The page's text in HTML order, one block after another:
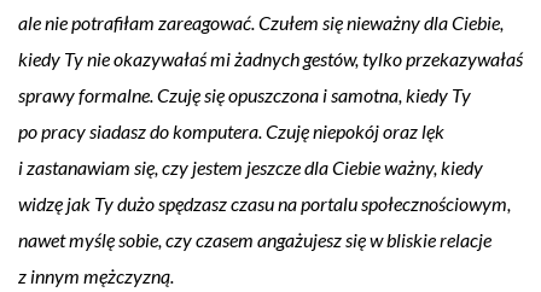
ale nie potrafiłam zareagować. Czułem się nieważny dla Ciebie,
kiedy Ty nie okazywałaś mi żadnych gestów, tylko przekazywałaś
sprawy formalne. Czuję się opuszczona i samotna, kiedy Ty
po pracy siadasz do komputera. Czuję niepokój oraz lęk
i zastanawiam się, czy jestem jeszcze dla Ciebie ważny, kiedy
widzę jak Ty dużo spędzasz czasu na portalu społecznościowym,
nawet myślę sobie, czy czasem angażujesz się w bliskie relacje
z innym mężczyzną.